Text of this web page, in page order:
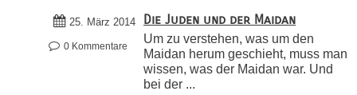
25. März 2014
0 Kommentare
Die Juden und der Maidan
Um zu verstehen, was um den
Maidan herum geschieht, muss man
wissen, was der Maidan war. Und
bei der ...